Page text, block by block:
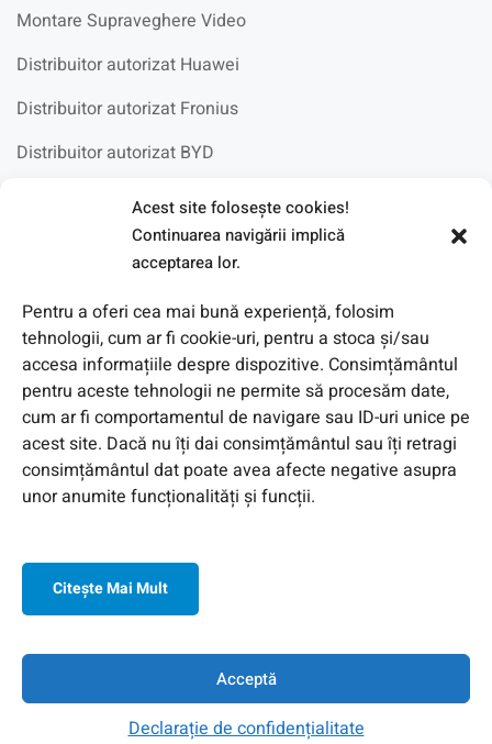
Acest site foloseşte cookies!
Continuarea navigării implică
acceptarea lor.
Pentru a oferi cea mai bună experiență, folosim
tehnologii, cum ar fi cookie-uri, pentru a stoca și/sau
accesa informațiile despre dispozitive. Consimțământul
pentru aceste tehnologii ne permite să procesăm date,
cum ar fi comportamentul de navigare sau ID-uri unice pe
acest site. Dacă nu îți dai consimțământul sau îți retragi
consimțământul dat poate avea afecte negative asupra
unor anumite funcționalități și funcții.
Citeşte Mai Mult
Acceptă
Declarație de confidențialitate
Montare Supraveghere Video
Distribuitor autorizat Huawei
Distribuitor autorizat Fronius
Distribuitor autorizat BYD
Fotovoltaice in scoli